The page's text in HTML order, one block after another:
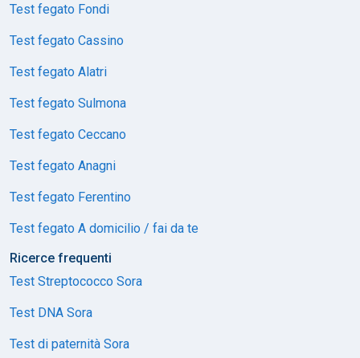
Test fegato Fondi
Test fegato Cassino
Test fegato Alatri
Test fegato Sulmona
Test fegato Ceccano
Test fegato Anagni
Test fegato Ferentino
Test fegato A domicilio / fai da te
Ricerce frequenti
Test Streptococco Sora
Test DNA Sora
Test di paternità Sora